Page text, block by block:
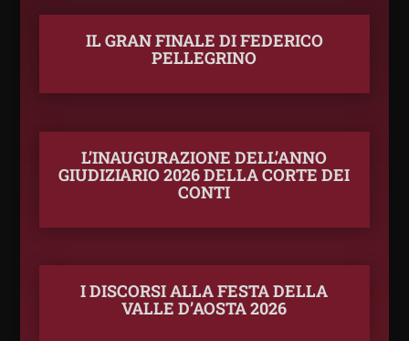
IL GRAN FINALE DI FEDERICO
PELLEGRINO
L’INAUGURAZIONE DELL’ANNO
GIUDIZIARIO 2026 DELLA CORTE DEI
CONTI
I DISCORSI ALLA FESTA DELLA
VALLE D’AOSTA 2026